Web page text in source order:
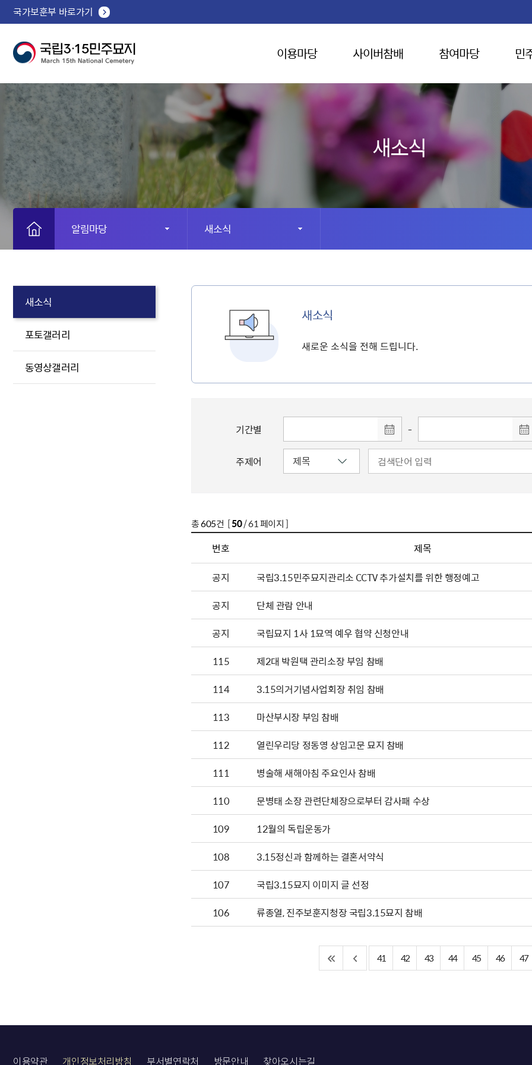
국가보훈부 바로가기
이용마당 사이버참배 참여마당 민
새소식
알림마당 새소식
새소식
포토갤러리
동영상갤러리
새소식
새로운 소식을 전해 드립니다.
기간별 -
주제어
총605건 [50/ 61 페이지 ]
번호 제목
공지
국립3.15민주묘지관리소 CCTV 추가설치를 위한 행정예고
공지
단체 관람 안내
공지
국립묘지 1사 1묘역 예우 협약 신청안내
115
제2대 박원택 관리소장 부임 참배
114
3.15의거기념사업회장 취임 참배
113
마산부시장 부임 참배
112
열린우리당 정동영 상임고문 묘지 참배
111
병술해 새해아침 주요인사 참배
110
문병태 소장 관련단체장으로부터 감사패 수상
109
12월의 독립운동가
108
3.15정신과 함께하는 결혼서약식
107
국립3.15묘지 이미지 글 선정
106
류종열, 진주보훈지청장 국립3.15묘지 참배
41 42 43 44 45 46 47
이용약관 개인정보처리방침 부서별연락처 방문안내 찾아오시는길